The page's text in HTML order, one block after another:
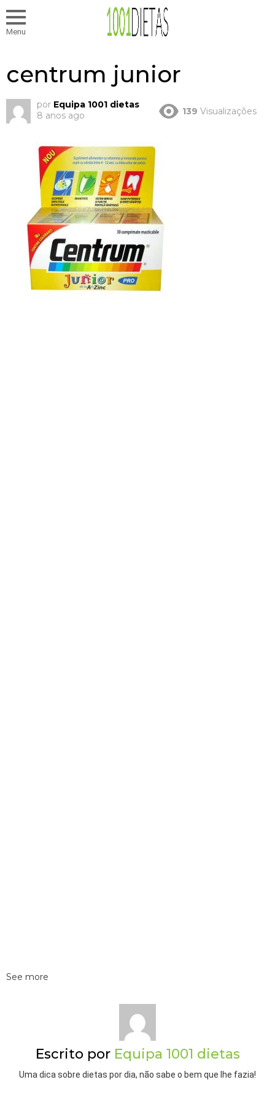
Menu
centrum junior
por Equipa 1001 dietas
8 anos ago
139 Visualizações
See more
Escrito por Equipa 1001 dietas
Uma dica sobre dietas por dia, não sabe o bem que lhe fazia!